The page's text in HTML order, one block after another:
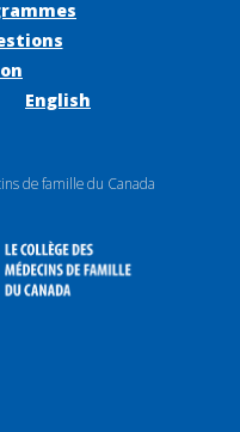
English
de famille du Canada